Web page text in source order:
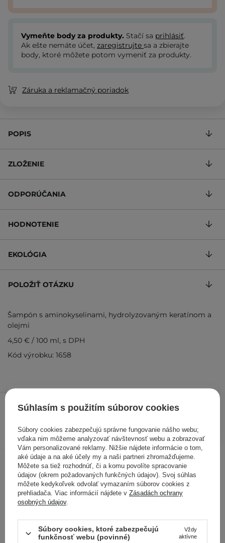
4,50 €
Vymeňte body za produkty. Stačí sa prihlásiť.
Ak ešte nemáte účet, zaregistrujte sa a zbierajte
body, ktoré môžete potom vymeniť za produkty.
Záruka a reklamačný poriadok
POPIS
ZLOŽENIE
ODPORÚČANIA
HODNOTENIE
EKOLÓGIA
POLOŽIŤ OTÁZKU
Šampón s aminokyselinami, hydrolyzovaným keratínom a
olejmi
4,50 € / 100 ml, s DPH
Kód výrobku: 1658
Kontrolovali aj ďalší zákazníci
Súhlasím s použitím súborov cookies
Súbory cookies zabezpečujú správne fungovanie nášho webu;
vďaka nim môžeme analyzovať návštevnosť webu a zobrazovať
Vám personalizované reklamy. Nižšie nájdete informácie o tom,
aké údaje a na aké účely my a naši partneri zhromažďujeme.
Môžete sa tiež rozhodnúť, či a komu povolíte spracovanie
údajov (okrem požadovaných funkčných údajov). Svoj súhlas
môžete kedykoľvek odvolať vymazaním súborov cookies z
prehliadača. Viac informácií nájdete v Zásadách ochrany
osobných údajov.
Súbory cookies, ktoré zabezpečujú
funkčnosť webu (povinné)
Vždy
aktívne